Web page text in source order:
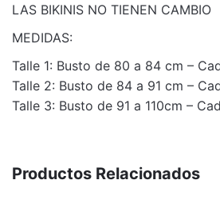
LAS BIKINIS NO TIENEN CAMBIO
MEDIDAS:
Talle 1: Busto de 80 a 84 cm –
Talle 2: Busto de 84 a 91 cm –
Talle 3: Busto de 91 a 110cm –
Dimensions 50 × 30 × 10 cm
Productos Relacionados